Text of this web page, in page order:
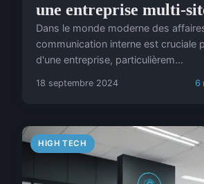
une entreprise multi-
Dans le monde moderne des
communication interne est cruciale
d'une entreprise, particulièrem...
18 septembre 2024 6
HIGH TECH